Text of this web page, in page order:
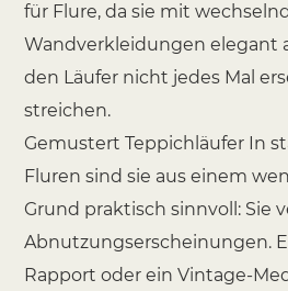
für Flure, da sie mit
Wandverkleidungen elegant
den Läufer nicht jedes Mal
streichen.
GemustertTeppichläufer In
Fluren sind sie aus einem
Grund praktisch sinnvoll: Sie
Abnutzungserscheinungen.
Rapport oder ein Vintage-